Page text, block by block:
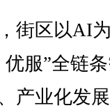
区以AI
服”全链
产业化发